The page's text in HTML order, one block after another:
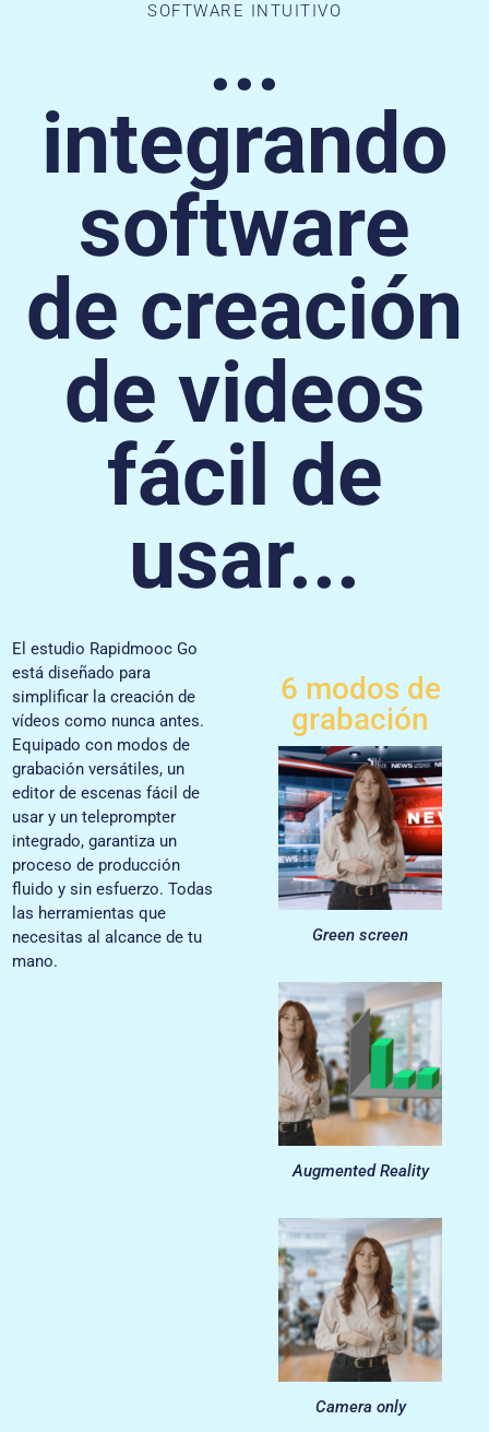
SOFTWARE INTUITIVO
...
integrando
software
de creación
de videos
fácil de
usar...
El estudio Rapidmooc Go
está diseñado para
simplificar la creación de
vídeos como nunca antes.
Equipado con modos de
grabación versátiles, un
editor de escenas fácil de
usar y un teleprompter
integrado, garantiza un
proceso de producción
fluido y sin esfuerzo. Todas
las herramientas que
necesitas al alcance de tu
mano.
6 modos de
grabación
Green screen
Augmented Reality
Camera only